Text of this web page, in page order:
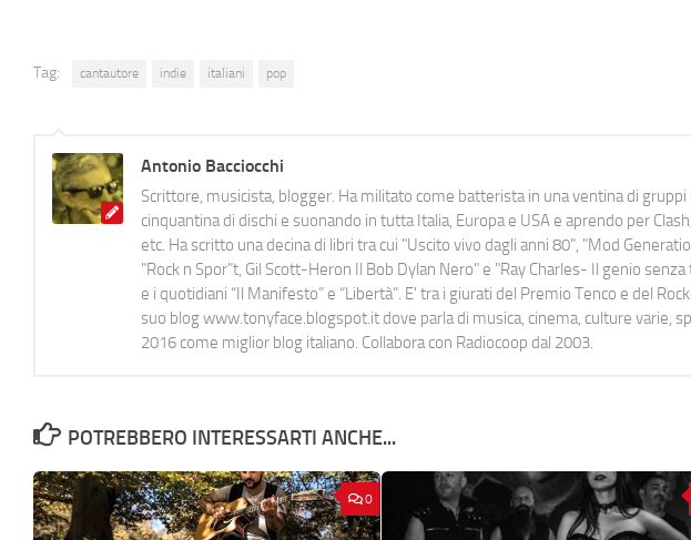
Tag: cantautore indie italiani pop
Antonio Bacciocchi
Scrittore, musicista, blogger. Ha militato come batterista in una ventina di
cinquantina di dischi e suonando in tutta Italia, Europa e USA e aprendo per
etc. Ha scritto una decina di libri tra cui "Uscito vivo dagli anni 80", "Mod
"Rock n Spor"t, Gil Scott-Heron Il Bob Dylan Nero" e "Ray Charles- Il genio
e i quotidiani “Il Manifesto” e “Libertà”. E' tra i giurati del Premio Tenco e del
suo blog www.tonyface.blogspot.it dove parla di musica, cinema, culture varie,
2016 come miglior blog italiano. Collabora con Radiocoop dal 2003.
POTREBBERO INTERESSARTI ANCHE...
0